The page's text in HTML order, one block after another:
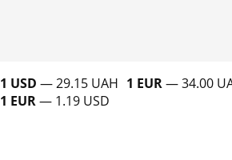
1 USD — 29.15 UAH
1 EUR— 1.19 USD
1 EUR— 34.00